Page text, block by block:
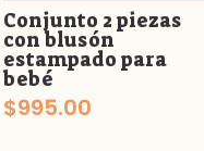
Conjunto 2 piezas
con blusón
estampado para
bebé
$995.00